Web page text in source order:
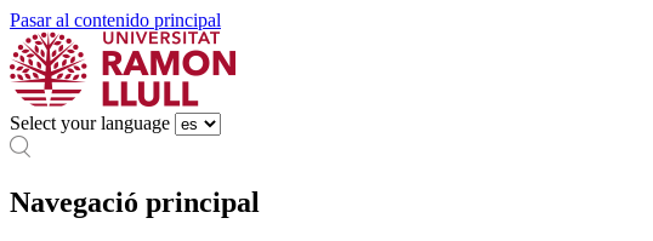
Pasar al contenido principal
Select your language
Navegació principal